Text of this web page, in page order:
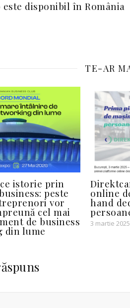
este disponibil în România
TE-AR
istorie prin
peste
vor
cel mai
de business
din lume
online
hand
3 martie 2025